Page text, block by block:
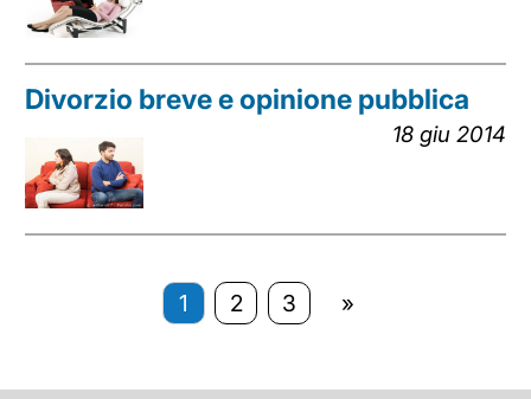
Divorzio breve e opinione pubblica
18 giu 2014
1 2 3 »